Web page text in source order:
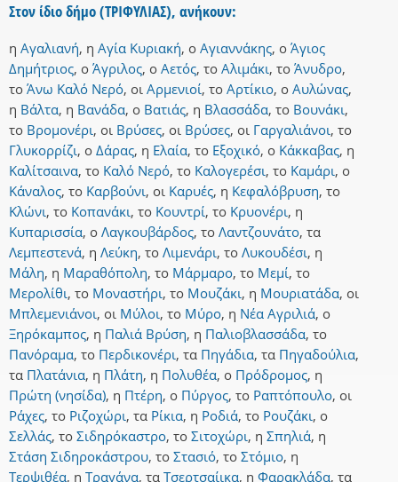
Στον ίδιο δήμο (ΤΡΙΦΥΛΙΑΣ), ανήκουν:
η Αγαλιανή, η Αγία Κυριακή, ο Αγιαννάκης, ο Άγιος
Δημήτριος, ο Άγριλος, ο Αετός, το Αλιμάκι, το Άνυδρο,
το Άνω Καλό Νερό, οι Αρμενιοί, το Αρτίκιο, ο Αυλώνας,
η Βάλτα, η Βανάδα, ο Βατιάς, η Βλασσάδα, το Βουνάκι,
το Βρομονέρι, οι Βρύσες, οι Βρύσες, οι Γαργαλιάνοι, το
Γλυκορρίζι, ο Δάρας, η Ελαία, το Εξοχικό, ο Κάκκαβας, η
Καλίτσαινα, το Καλό Νερό, το Καλογερέσι, το Καμάρι, ο
Κάναλος, το Καρβούνι, οι Καρυές, η Κεφαλόβρυση, το
Κλώνι, το Κοπανάκι, το Κουντρί, το Κρυονέρι, η
Κυπαρισσία, ο Λαγκουβάρδος, το Λαντζουνάτο, τα
Λεμπεστενά, η Λεύκη, το Λιμενάρι, το Λυκουδέσι, η
Μάλη, η Μαραθόπολη, το Μάρμαρο, το Μεμί, το
Μερολίθι, το Μοναστήρι, το Μουζάκι, η Μουριατάδα, οι
Μπλεμενιάνοι, οι Μύλοι, το Μύρο, η Νέα Αγριλιά, ο
Ξηρόκαμπος, η Παλιά Βρύση, η Παλιοβλασσάδα, το
Πανόραμα, το Περδικονέρι, τα Πηγάδια, τα Πηγαδούλια,
τα Πλατάνια, η Πλάτη, η Πολυθέα, ο Πρόδρομος, η
Πρώτη (νησίδα), η Πτέρη, ο Πύργος, το Ραπτόπουλο, οι
Ράχες, το Ριζοχώρι, τα Ρίκια, η Ροδιά, το Ρουζάκι, ο
Σελλάς, το Σιδηρόκαστρο, το Σιτοχώρι, η Σπηλιά, η
Στάση Σιδηροκάστρου, το Στασιό, το Στόμιο, η
Τερψιθέα, η Τραγάνα, τα Τσερτσαίικα, η Φαρακλάδα, τα